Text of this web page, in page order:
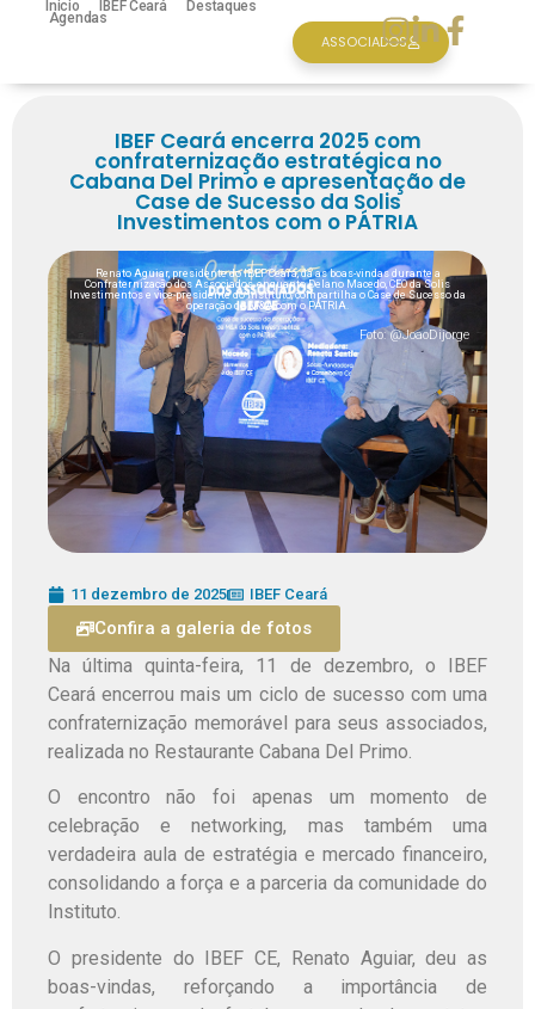
Inicio IBEF Ceará Destaques
Agendas
ASSOCIADOS
IBEF Ceará encerra 2025 com
confraternização estratégica no
Cabana Del Primo e apresentação de
Case de Sucesso da Solis
Investimentos com o PÁTRIA
Renato Aguiar, presidente do IBEF Ceará, dá as boas-vindas durante a
Confraternização dos Associados, enquanto Delano Macedo, CEO da Solis
Investimentos e vice-presidente do Instituto, compartilha o Case de Sucesso da
operação de M&A com o PÁTRIA.
Foto: @JoaoDijorge
11 dezembro de 2025 IBEF Ceará
Confira a galeria de fotos
Na última quinta-feira, 11 de dezembro, o IBEF
Ceará encerrou mais um ciclo de sucesso com uma
confraternização memorável para seus associados,
realizada no Restaurante Cabana Del Primo.
O encontro não foi apenas um momento de
celebração e networking, mas também uma
verdadeira aula de estratégia e mercado financeiro,
consolidando a força e a parceria da comunidade do
Instituto.
O presidente do IBEF CE, Renato Aguiar, deu as
boas-vindas, reforçando a importância de